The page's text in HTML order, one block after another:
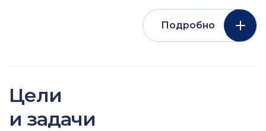
Подробно
Цели
и задачи